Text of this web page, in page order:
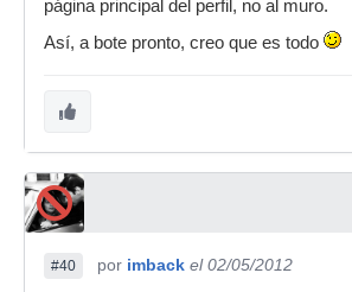
página principal del perfil, no al muro.
Así, a bote pronto, creo que es todo
#40 por imback el 02/05/2012